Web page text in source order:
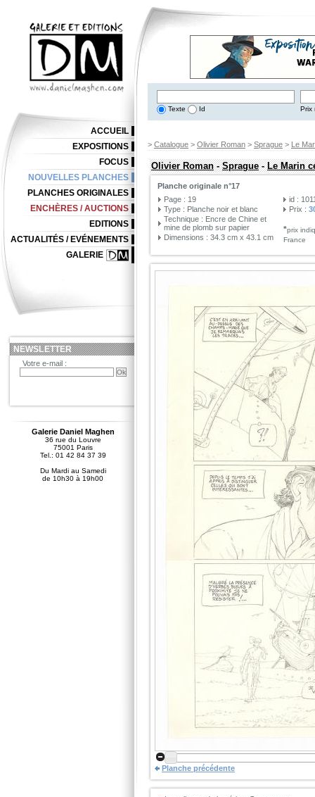
Texte Id Prix
> Catalogue > Olivier Roman > Sprague > Le
Olivier Roman-Sprague-Le Marin
Planche originale n°17
Page : 19
Type : Planche noir et blanc
Technique : Encre de Chine et
mine de plomb sur papier
Dimensions : 34.3 cm x 43.1 cm
id :
Prix :
*prix
France
Planche précédente
ACCUEIL
EXPOSITIONS
FOCUS
NOUVELLES PLANCHES
PLANCHES ORIGINALES
ENCHÈRES / AUCTIONS
EDITIONS
ACTUALITÉS / EVÉNEMENTS
GALERIE
NEWSLETTER
Votre e-mail :
Galerie Daniel Maghen
36 rue du Louvre
75001 Paris
Tel.: 01 42 84 37 39
Du Mardi au Samedi
de 10h30 à 19h00